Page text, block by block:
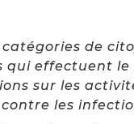
de
qui effectuent
sur les
les